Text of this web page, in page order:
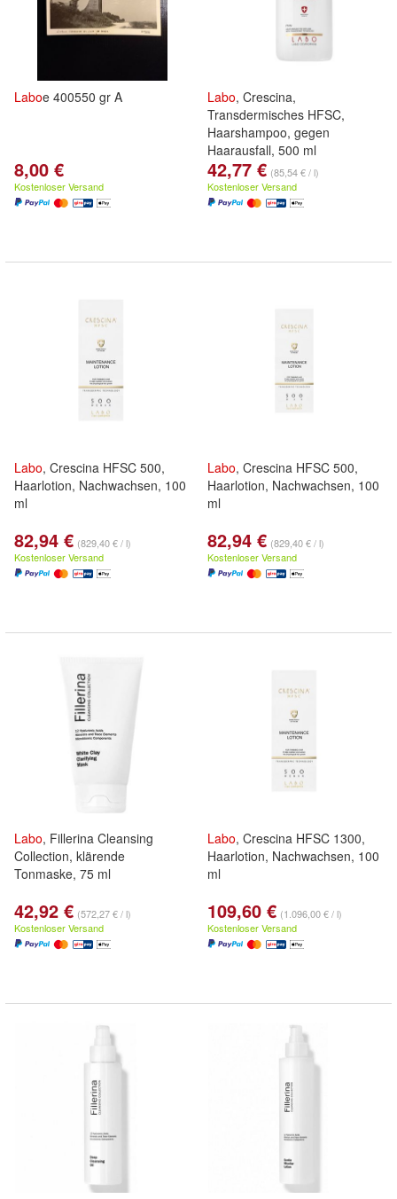
Laboe 400550 gr A
8,00 €
Kostenloser Versand
Labo, Crescina,
Transdermisches HFSC,
Haarshampoo, gegen
Haarausfall, 500 ml
42,77 € (85,54 € / l)
Kostenloser Versand
Labo, Crescina HFSC 500,
Haarlotion, Nachwachsen, 100
ml
82,94 € (829,40 € / l)
Kostenloser Versand
Labo, Crescina HFSC 500,
Haarlotion, Nachwachsen, 100
ml
82,94 € (829,40 € / l)
Kostenloser Versand
Labo, Fillerina Cleansing
Collection, klärende
Tonmaske, 75 ml
42,92 € (572,27 € / l)
Kostenloser Versand
Labo, Crescina HFSC 1300,
Haarlotion, Nachwachsen, 100
ml
109,60 € (1.096,00 € / l)
Kostenloser Versand